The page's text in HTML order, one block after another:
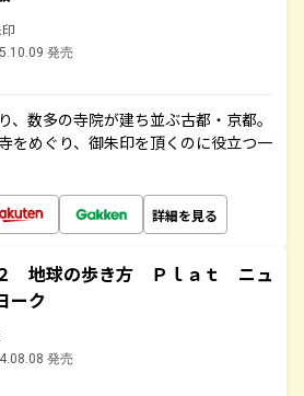
発売
、数多の寺院が建ち並ぶ古都・京都。
をめぐり、御朱印を頂くのに役立つ一
詳細を見る
地球の歩き方 Ｐｌａｔ ニュ
ーク
発売